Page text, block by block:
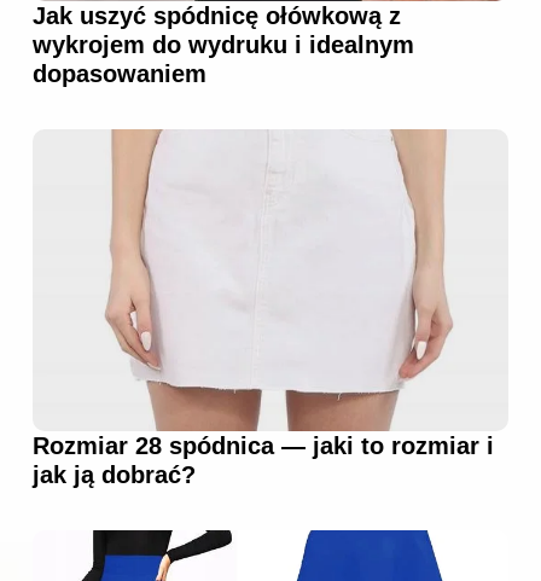
Jak uszyć spódnicę ołówkową z
wykrojem do wydruku i idealnym
dopasowaniem
Rozmiar 28 spódnica — jaki to rozmiar i
jak ją dobrać?